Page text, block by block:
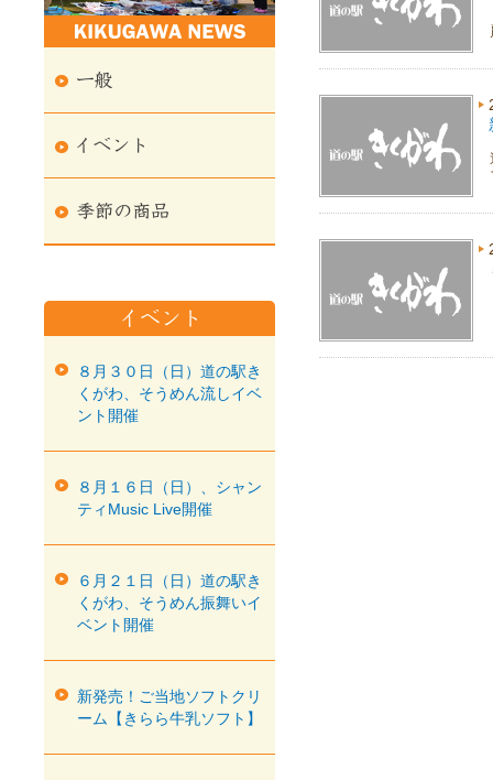
８月３０日（日）道の駅き
くがわ、そうめん流しイベ
ント開催
８月１６日（日）、シャン
ティMusic Live開催
６月２１日（日）道の駅き
くがわ、そうめん振舞いイ
ベント開催
新発売！ご当地ソフトクリ
ーム【きらら牛乳ソフト】